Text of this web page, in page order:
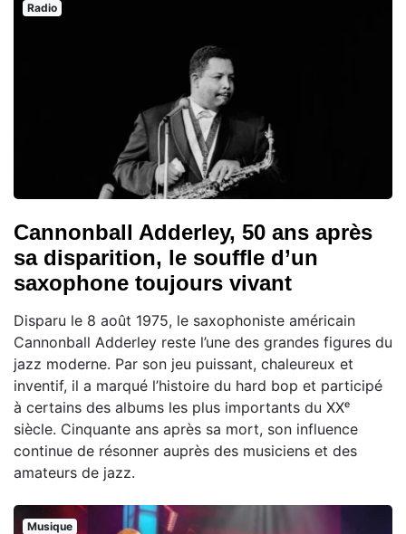
Radio
Cannonball Adderley, 50 ans après
sa disparition, le souffle d’un
saxophone toujours vivant
Disparu le 8 août 1975, le saxophoniste américain
Cannonball Adderley reste l’une des grandes figures du
jazz moderne. Par son jeu puissant, chaleureux et
inventif, il a marqué l’histoire du hard bop et participé
à certains des albums les plus importants du XXᵉ
siècle. Cinquante ans après sa mort, son influence
continue de résonner auprès des musiciens et des
amateurs de jazz.
Musique